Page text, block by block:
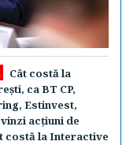
Cât costă la
ca BT CP,
Estinvest,
acţiuni de
costă la Interactive